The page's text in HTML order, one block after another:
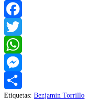
Facebook
Twitter
WhatsApp
Messenger
Compartir
Etiquetas: Benjamin Torrillo